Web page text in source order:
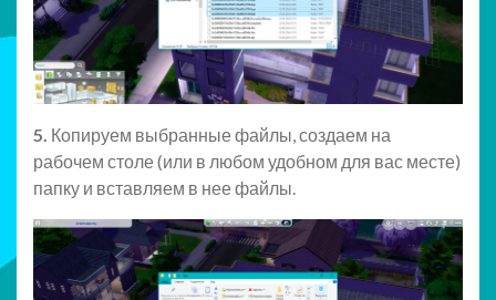
5. Копируем выбранные файлы, создаем на
рабочем столе (или в любом удобном для вас месте)
папку и вставляем в нее файлы.